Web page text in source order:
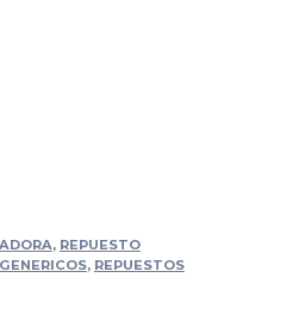
, REPUESTO
, REPUESTOS